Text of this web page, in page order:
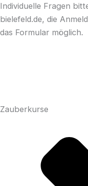
Individuelle Fragen
bielefeld.de, die
das Formular möglich.
Zauberkurse